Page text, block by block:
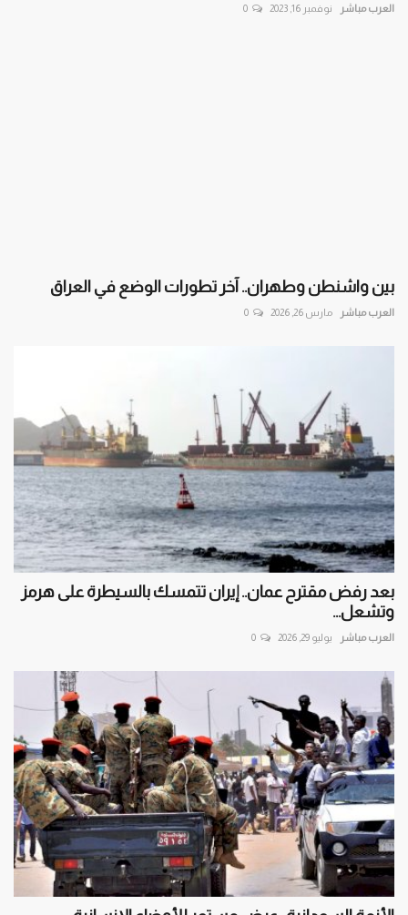
العرب مباشر نوفمبر 16, 2023 0
بين واشنطن وطهران.. آخر تطورات الوضع في العراق
العرب مباشر مارس 26, 2026 0
بعد رفض مقترح عمان.. إيران تتمسك بالسيطرة على هرمز
وتشعل...
العرب مباشر يوليو 29, 2026 0